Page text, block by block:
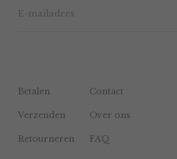
Betalen Contact
Verzenden Over ons
Retourneren FAQ